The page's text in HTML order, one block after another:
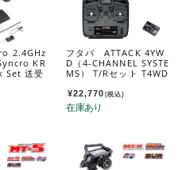
2.4GHz
KR
Set 送受
フタバ ATTACK 4YW
D（4-CHANNEL SYSTE
MS） T/Rセット T4WD
テナ内蔵レシーバー(FH
SS) 037160
¥22,770 (税込)